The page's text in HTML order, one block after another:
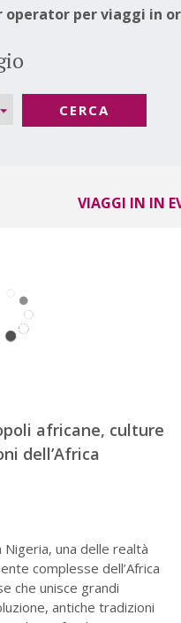
operator per viaggi in
CERCA
VIAGGI IN IN
africane, culture
dell’Africa
una delle realtà
complesse dell’Africa
che unisce grandi
antiche tradizioni